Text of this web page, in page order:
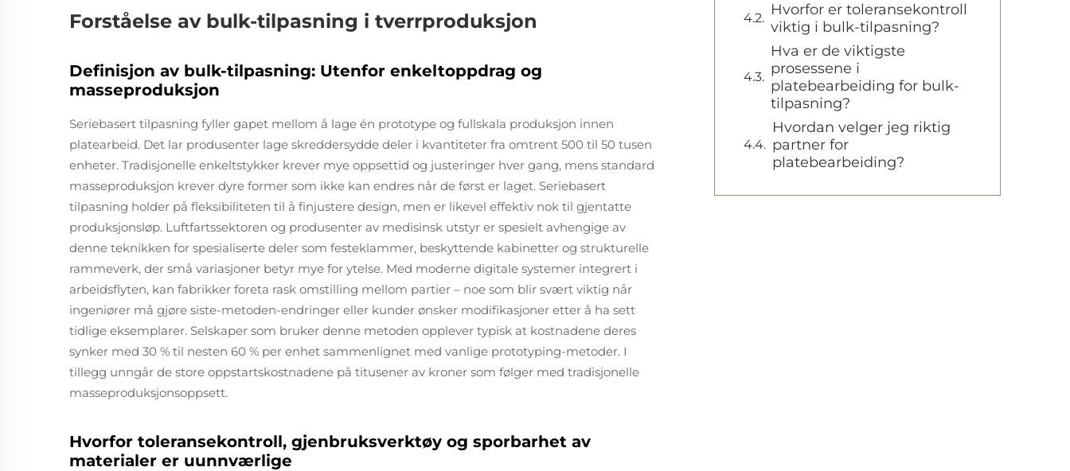
Forståelse av bulk-tilpasning i tverrproduksjon
Definisjon av bulk-tilpasning: Utenfor enkeltoppdrag og
masseproduksjon
Seriebasert tilpasning fyller gapet mellom å lage én prototype og fullskala produksjon innen
platearbeid. Det lar produsenter lage skreddersydde deler i kvantiteter fra omtrent 500 til 50 tusen
enheter. Tradisjonelle enkeltstykker krever mye oppsettid og justeringer hver gang, mens standard
masseproduksjon krever dyre former som ikke kan endres når de først er laget. Seriebasert
tilpasning holder på fleksibiliteten til å finjustere design, men er likevel effektiv nok til gjentatte
produksjonsløp. Luftfartssektoren og produsenter av medisinsk utstyr er spesielt avhengige av
denne teknikken for spesialiserte deler som festeklammer, beskyttende kabinetter og strukturelle
rammeverk, der små variasjoner betyr mye for ytelse. Med moderne digitale systemer integrert i
arbeidsflyten, kan fabrikker foreta rask omstilling mellom partier – noe som blir svært viktig når
ingeniører må gjøre siste-metoden-endringer eller kunder ønsker modifikasjoner etter å ha sett
tidlige eksemplarer. Selskaper som bruker denne metoden opplever typisk at kostnadene deres
synker med 30 % til nesten 60 % per enhet sammenlignet med vanlige prototyping-metoder. I
tillegg unngår de store oppstartskostnadene på titusener av kroner som følger med tradisjonelle
masseproduksjonsoppsett.
Hvorfor toleransekontroll, gjenbruksverktøy og sporbarhet av
materialer er uunnværlige
Hvorfor er toleransekontroll
viktig i bulk-tilpasning?
Hva er de viktigste
prosessene i
platebearbeiding for bulk-
tilpasning?
Hvordan velger jeg riktig
partner for
platebearbeiding?